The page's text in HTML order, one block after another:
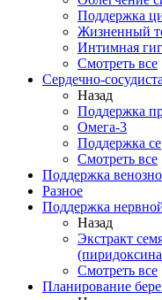
Поддержка
Жизненный
Интимная
Смотреть все
Сердечно-
Назад
Поддержка
Омега-3
Поддержка
Смотреть все
Поддержка
Разное
Поддержка
Назад
Экстракт
Смотреть все
Планирование